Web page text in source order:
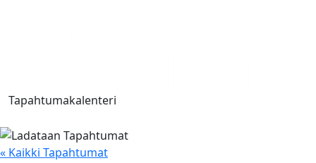
Tapahtumakalenteri
« Kaikki Tapahtumat